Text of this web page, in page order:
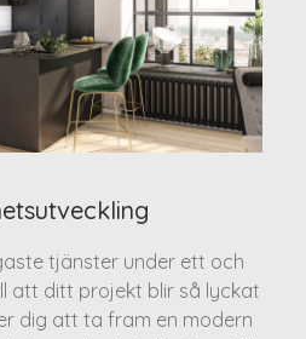
tjänster under ett och
att ditt projekt blir så lyckat
dig att ta fram en modern